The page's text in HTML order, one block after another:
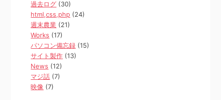
過去ログ (30)
html,css,php (24)
週末農業 (21)
Works (17)
パソコン備忘録 (15)
サイト製作 (13)
News (12)
マジ話 (7)
映像 (7)